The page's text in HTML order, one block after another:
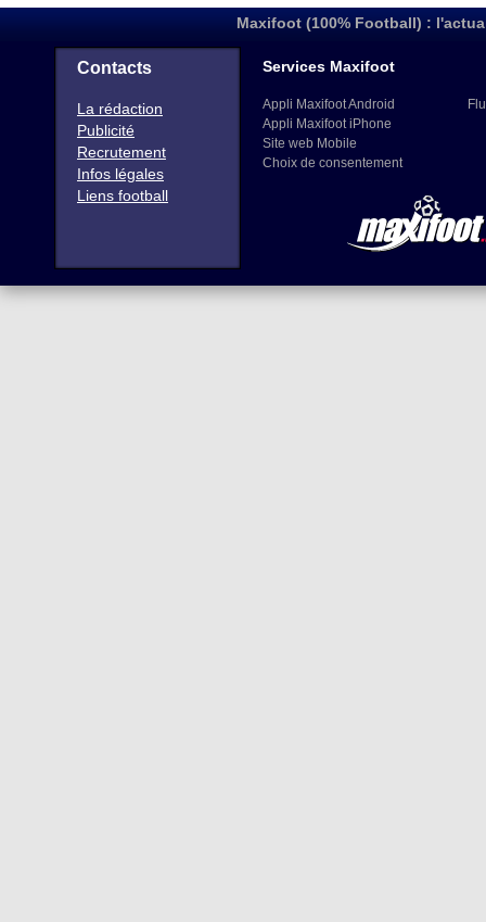
Maxifoot (100% Football) :
Contacts
La rédaction
Publicité
Recrutement
Infos légales
Liens football
Services Maxifoot
Appli Maxifoot Android
Appli Maxifoot iPhone
Site web Mobile
Choix de consentement